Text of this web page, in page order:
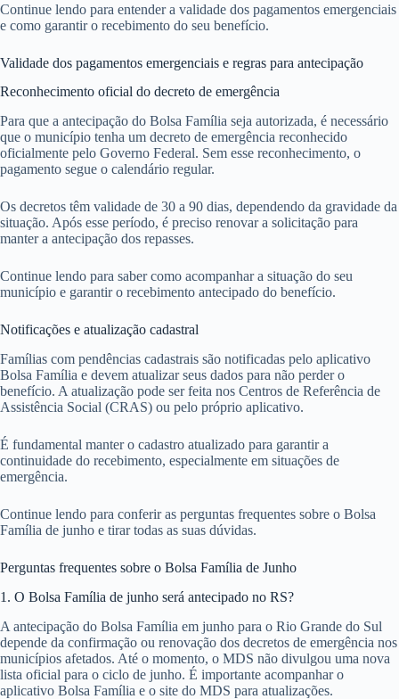
Continue lendo para entender a validade dos pagamentos emergenciais
e como garantir o recebimento do seu benefício.
Validade dos pagamentos emergenciais e regras para antecipação
Reconhecimento oficial do decreto de emergência
Para que a antecipação do Bolsa Família seja autorizada, é necessário
que o município tenha um decreto de emergência reconhecido
oficialmente pelo Governo Federal. Sem esse reconhecimento, o
pagamento segue o calendário regular.
Os decretos têm validade de 30 a 90 dias, dependendo da gravidade da
situação. Após esse período, é preciso renovar a solicitação para
manter a antecipação dos repasses.
Continue lendo para saber como acompanhar a situação do seu
município e garantir o recebimento antecipado do benefício.
Notificações e atualização cadastral
Famílias com pendências cadastrais são notificadas pelo aplicativo
Bolsa Família e devem atualizar seus dados para não perder o
benefício. A atualização pode ser feita nos Centros de Referência de
Assistência Social (CRAS) ou pelo próprio aplicativo.
É fundamental manter o cadastro atualizado para garantir a
continuidade do recebimento, especialmente em situações de
emergência.
Continue lendo para conferir as perguntas frequentes sobre o Bolsa
Família de junho e tirar todas as suas dúvidas.
Perguntas frequentes sobre o Bolsa Família de Junho
1. O Bolsa Família de junho será antecipado no RS?
A antecipação do Bolsa Família em junho para o Rio Grande do Sul
depende da confirmação ou renovação dos decretos de emergência nos
municípios afetados. Até o momento, o MDS não divulgou uma nova
lista oficial para o ciclo de junho. É importante acompanhar o
aplicativo Bolsa Família e o site do MDS para atualizações.